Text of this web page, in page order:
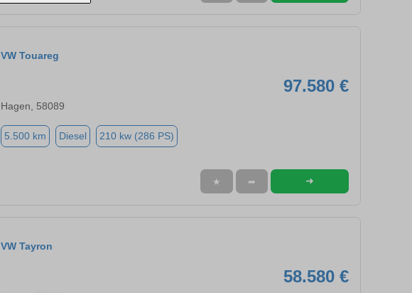
VW Touareg
97.580 €
Hagen, 58089
5.500 km Diesel 210 kw (286 PS)
★ ➦ ➜
VW Tayron
58.580 €